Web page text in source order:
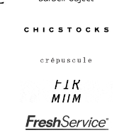
FIRMUM
FreshService